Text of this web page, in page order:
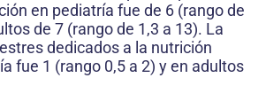
en pediatría fue de 6 (rango de
de 7 (rango de 1,3 a 13). La
dedicados a la nutrición
fue 1 (rango 0,5 a 2) y en adultos